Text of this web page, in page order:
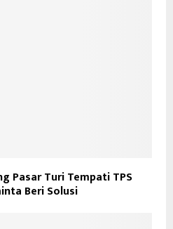
Pasar Turi Tempati TPS
Beri Solusi